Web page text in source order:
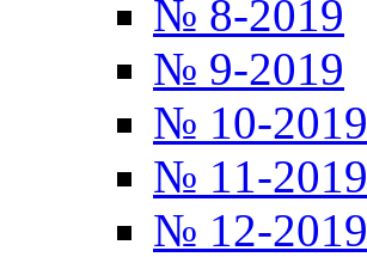
№ 8-2019
№ 9-2019
№ 10-2019
№ 11-2019
№ 12-2019